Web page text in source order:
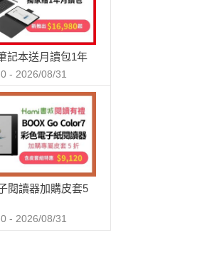
記本送月讀包1年
- 2026/08/31
閱讀器加購皮套5
- 2026/08/31